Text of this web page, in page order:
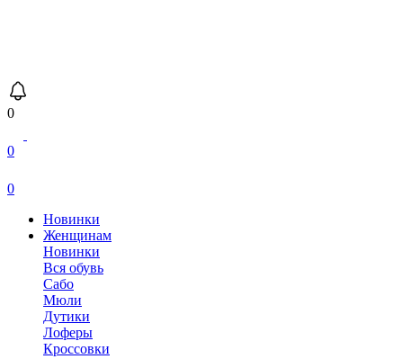
0
0
0
Новинки
Женщинам
Новинки
Вся обувь
Сабо
Мюли
Дутики
Лоферы
Кроссовки